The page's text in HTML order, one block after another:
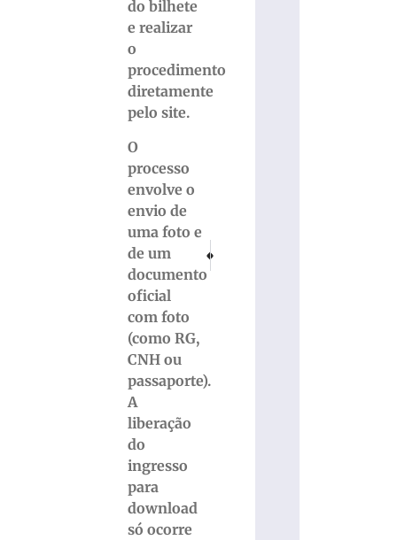
do bilhete
e realizar
o
procedimento
diretamente
pelo site.
O
processo
envolve o
envio de
uma foto e
de um
documento
oficial
com foto
(como RG,
CNH ou
passaporte).
A
liberação
do
ingresso
para
download
só ocorre